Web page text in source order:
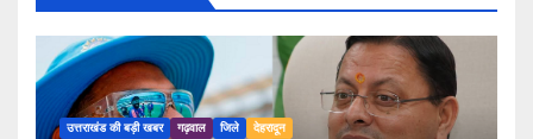
उत्तराखंड की बड़ी खबर गढ़वाल जिले देहरादून